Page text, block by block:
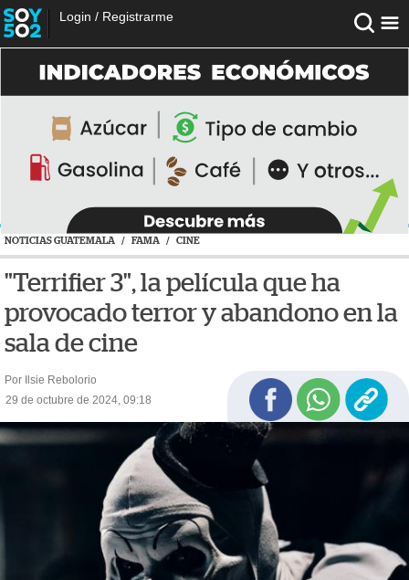
Login / Registrarme
NOTICIAS GUATEMALA / FAMA / CINE
"Terrifier 3", la película que ha
provocado terror y abandono en la
sala de cine
Por Ilsie Rebolorio
29 de octubre de 2024, 09:18